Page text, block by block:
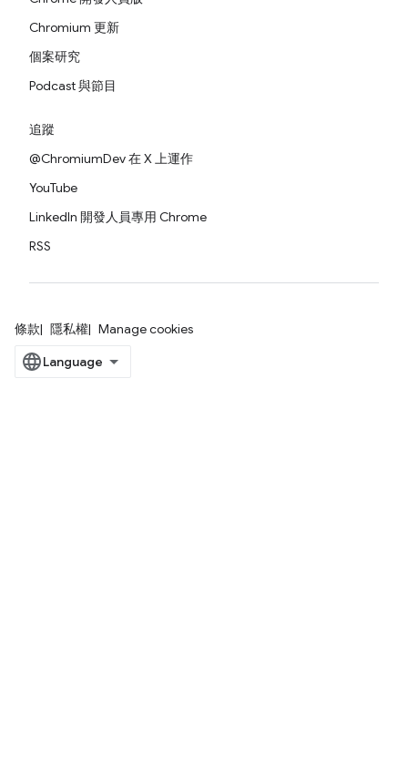
Chromium 更新
個案研究
Podcast 與節目
追蹤
@ChromiumDev 在 X 上運作
YouTube
LinkedIn 開發人員專用 Chrome
RSS
條款 隱私權 Manage cookies